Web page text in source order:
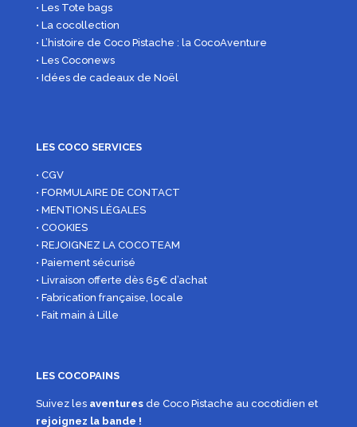
• Les Tote bags
• La cocollection
• L’histoire de Coco Pistache : la CocoAventure
• Les Coconews
• Idées de cadeaux de Noël
LES COCO SERVICES
• CGV
• FORMULAIRE DE CONTACT
• MENTIONS LÉGALES
• COOKIES
• REJOIGNEZ LA COCOTEAM
• Paiement sécurisé
• Livraison offerte dès 65€ d’achat
• Fabrication française, locale
• Fait main à Lille
LES COCOPAINS
Suivez les aventuresde Coco Pistache au cocotidien et
rejoignez la bande !